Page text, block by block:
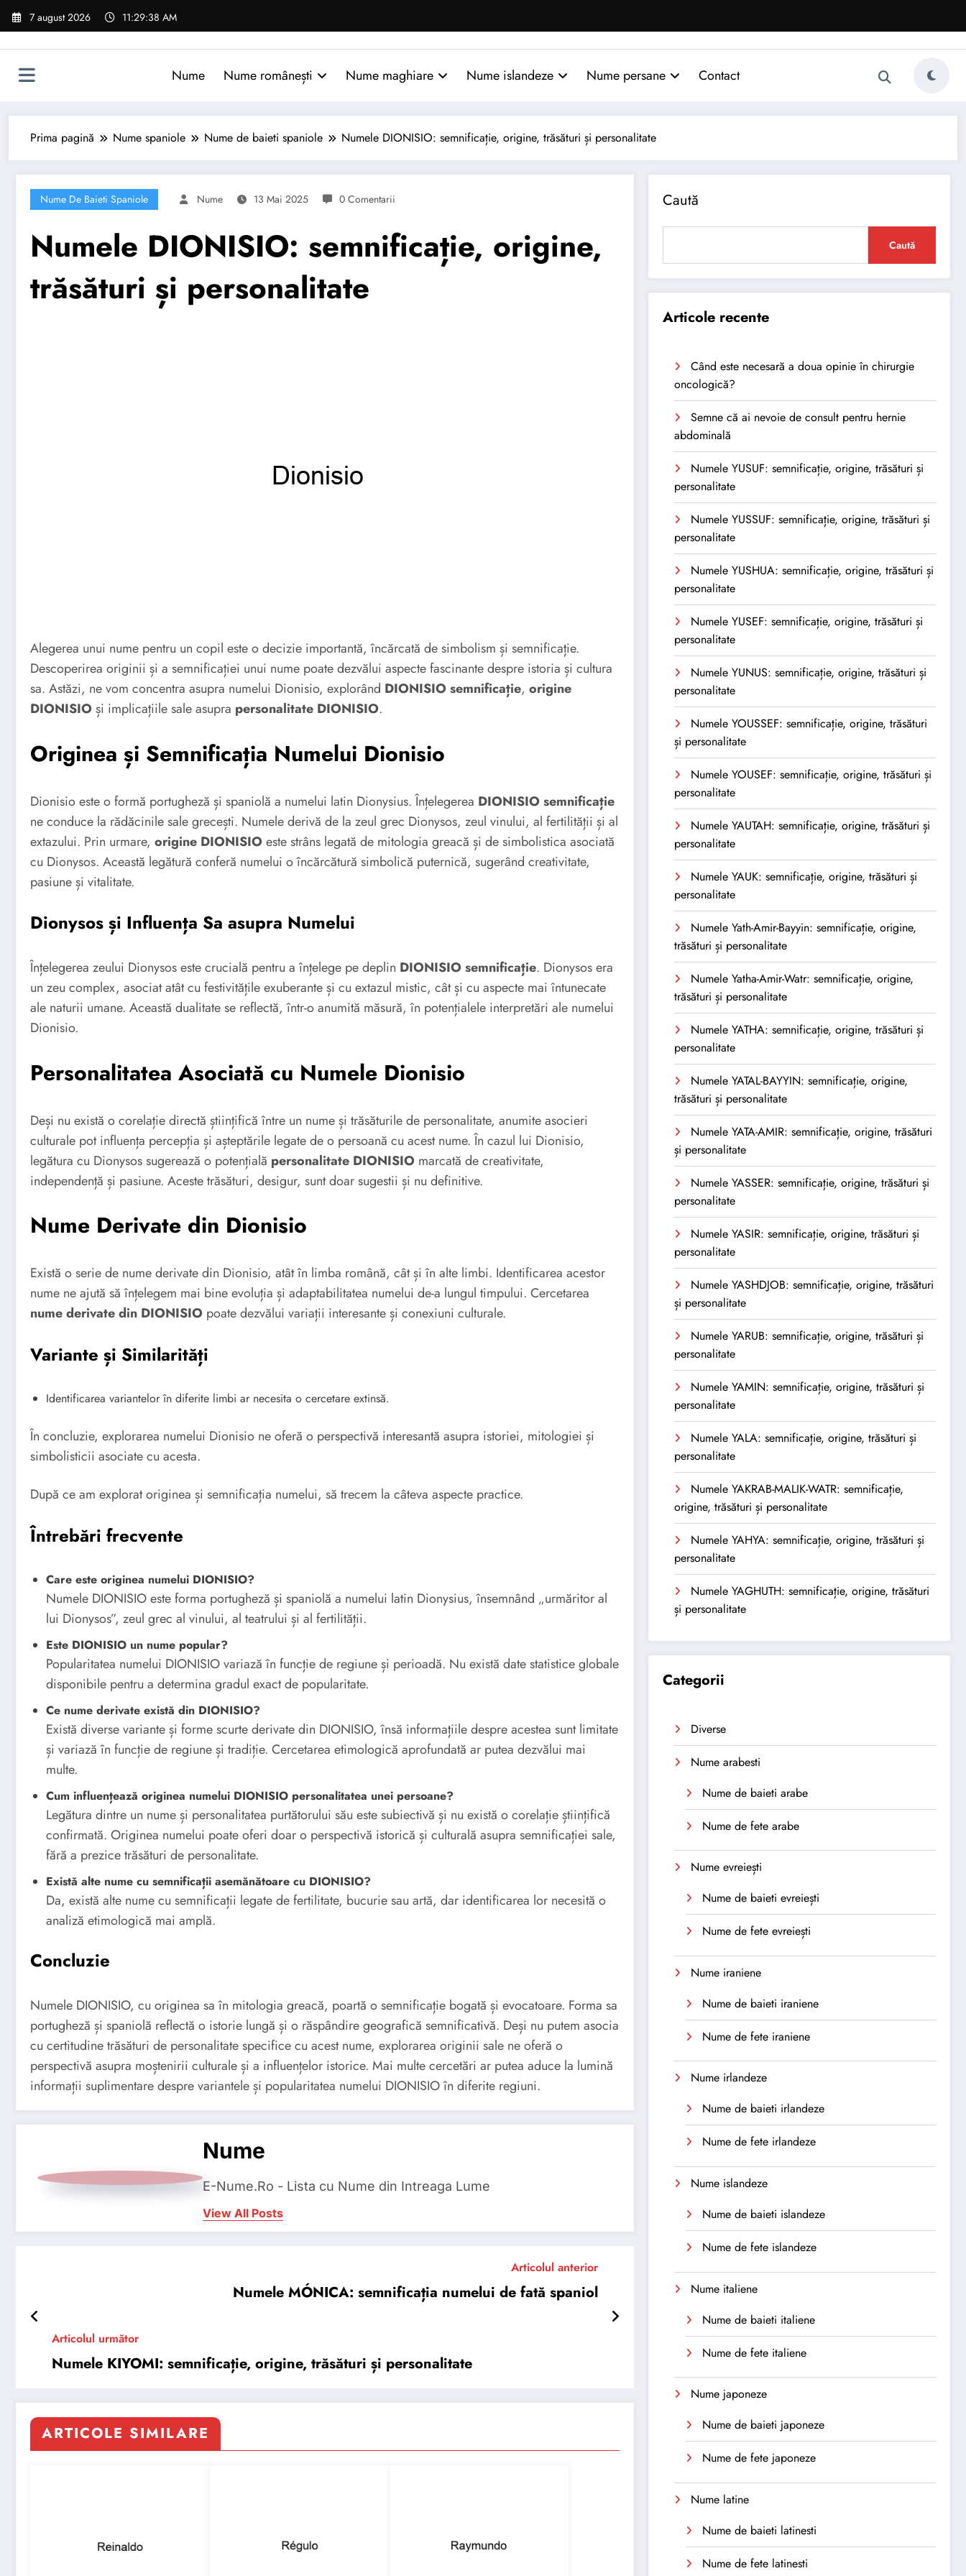
Sari
7 august 2026 11:29:39 AM
Nume Nume românești Nume maghiare Nume islandeze Nume persane Contact
Prima pagină Nume spaniole Nume de baieti spaniole Numele DIONISIO: semnificație, origine, trăsături și personalitate
Nume De Baieti Spaniole Nume 13 Mai 2025 0 Comentarii
Numele DIONISIO: semnificație, origine,
trăsături și personalitate
Alegerea unui nume pentru un copil este o decizie importantă, încărcată de simbolism și semnificație.
Descoperirea originii și a semnificației unui nume poate dezvălui aspecte fascinante despre istoria și cultura
sa. Astăzi, ne vom concentra asupra numelui Dionisio, explorând DIONISIO semnificație, origine
DIONISIOși implicațiile sale asupra personalitate DIONISIO.
Originea și Semnificația Numelui Dionisio
Dionisio este o formă portugheză și spaniolă a numelui latin Dionysius. Înțelegerea DIONISIO semnificație
ne conduce la rădăcinile sale grecești. Numele derivă de la zeul grec Dionysos, zeul vinului, al fertilității și al
extazului. Prin urmare, origine DIONISIOeste strâns legată de mitologia greacă și de simbolistica asociată
cu Dionysos. Această legătură conferă numelui o încărcătură simbolică puternică, sugerând creativitate,
pasiune și vitalitate.
Dionysos și Influența Sa asupra Numelui
Înțelegerea zeului Dionysos este crucială pentru a înțelege pe deplin DIONISIO semnificație. Dionysos era
un zeu complex, asociat atât cu festivitățile exuberante și cu extazul mistic, cât și cu aspecte mai întunecate
ale naturii umane. Această dualitate se reflectă, într-o anumită măsură, în potențialele interpretări ale numelui
Dionisio.
Personalitatea Asociată cu Numele Dionisio
Deși nu există o corelație directă științifică între un nume și trăsăturile de personalitate, anumite asocieri
culturale pot influența percepția și așteptările legate de o persoană cu acest nume. În cazul lui Dionisio,
legătura cu Dionysos sugerează o potențială personalitate DIONISIO marcată de creativitate,
independență și pasiune. Aceste trăsături, desigur, sunt doar sugestii și nu definitive.
Nume Derivate din Dionisio
Există o serie de nume derivate din Dionisio, atât în limba română, cât și în alte limbi. Identificarea acestor
nume ne ajută să înțelegem mai bine evoluția și adaptabilitatea numelui de-a lungul timpului. Cercetarea
nume derivate din DIONISIO poate dezvălui variații interesante și conexiuni culturale.
Variante și Similarități
Identificarea variantelor în diferite limbi ar necesita o cercetare extinsă.
În concluzie, explorarea numelui Dionisio ne oferă o perspectivă interesantă asupra istoriei, mitologiei și
simbolisticii asociate cu acesta.
După ce am explorat originea și semnificația numelui, să trecem la câteva aspecte practice.
Întrebări frecvente
Care este originea numelui DIONISIO?
Numele DIONISIO este forma portugheză și spaniolă a numelui latin Dionysius, însemnând „urmăritor al
lui Dionysos”, zeul grec al vinului, al teatrului și al fertilității.
Este DIONISIO un nume popular?
Popularitatea numelui DIONISIO variază în funcție de regiune și perioadă. Nu există date statistice globale
disponibile pentru a determina gradul exact de popularitate.
Ce nume derivate există din DIONISIO?
Există diverse variante și forme scurte derivate din DIONISIO, însă informațiile despre acestea sunt limitate
și variază în funcție de regiune și tradiție. Cercetarea etimologică aprofundată ar putea dezvălui mai
multe.
Cum influențează originea numelui DIONISIO personalitatea unei persoane?
Legătura dintre un nume și personalitatea purtătorului său este subiectivă și nu există o corelație științifică
confirmată. Originea numelui poate oferi doar o perspectivă istorică și culturală asupra semnificației sale,
fără a prezice trăsături de personalitate.
Există alte nume cu semnificații asemănătoare cu DIONISIO?
Da, există alte nume cu semnificații legate de fertilitate, bucurie sau artă, dar identificarea lor necesită o
analiză etimologică mai amplă.
Concluzie
Numele DIONISIO, cu originea sa în mitologia greacă, poartă o semnificație bogată și evocatoare. Forma sa
portugheză și spaniolă reflectă o istorie lungă și o răspândire geografică semnificativă. Deși nu putem asocia
cu certitudine trăsături de personalitate specifice cu acest nume, explorarea originii sale ne oferă o
perspectivă asupra moștenirii culturale și a influențelor istorice. Mai multe cercetări ar putea aduce la lumină
informații suplimentare despre variantele și popularitatea numelui DIONISIO în diferite regiuni.
Nume
E-Nume.Ro - Lista cu Nume din Intreaga Lume
View All Posts
Articolul anterior
Numele MÓNICA: semnificația numelui de fată spaniol
Articolul următor
Numele KIYOMI: semnificație, origine, trăsături și personalitate
ARTICOLE SIMILARE
Caută
Caută
Articole recente
Când este necesară a doua opinie în chirurgie
oncologică?
Semne că ai nevoie de consult pentru hernie
abdominală
Numele YUSUF: semnificație, origine, trăsături și
personalitate
Numele YUSSUF: semnificație, origine, trăsături și
personalitate
Numele YUSHUA: semnificație, origine, trăsături și
personalitate
Numele YUSEF: semnificație, origine, trăsături și
personalitate
Numele YUNUS: semnificație, origine, trăsături și
personalitate
Numele YOUSSEF: semnificație, origine, trăsături
și personalitate
Numele YOUSEF: semnificație, origine, trăsături și
personalitate
Numele YAUTAH: semnificație, origine, trăsături și
personalitate
Numele YAUK: semnificație, origine, trăsături și
personalitate
Numele Yath-Amir-Bayyin: semnificație, origine,
trăsături și personalitate
Numele Yatha-Amir-Watr: semnificație, origine,
trăsături și personalitate
Numele YATHA: semnificație, origine, trăsături și
personalitate
Numele YATAL-BAYYIN: semnificație, origine,
trăsături și personalitate
Numele YATA-AMIR: semnificație, origine, trăsături
și personalitate
Numele YASSER: semnificație, origine, trăsături și
personalitate
Numele YASIR: semnificație, origine, trăsături și
personalitate
Numele YASHDJOB: semnificație, origine, trăsături
și personalitate
Numele YARUB: semnificație, origine, trăsături și
personalitate
Numele YAMIN: semnificație, origine, trăsături și
personalitate
Numele YALA: semnificație, origine, trăsături și
personalitate
Numele YAKRAB-MALIK-WATR: semnificație,
origine, trăsături și personalitate
Numele YAHYA: semnificație, origine, trăsături și
personalitate
Numele YAGHUTH: semnificație, origine, trăsături
și personalitate
Categorii
Diverse
Nume arabesti
Nume de baieti arabe
Nume de fete arabe
Nume evreiești
Nume de baieti evreiești
Nume de fete evreiești
Nume iraniene
Nume de baieti iraniene
Nume de fete iraniene
Nume irlandeze
Nume de baieti irlandeze
Nume de fete irlandeze
Nume islandeze
Nume de baieti islandeze
Nume de fete islandeze
Nume italiene
Nume de baieti italiene
Nume de fete italiene
Nume japoneze
Nume de baieti japoneze
Nume de fete japoneze
Nume latine
Nume de baieti latinesti
Nume de fete latinesti